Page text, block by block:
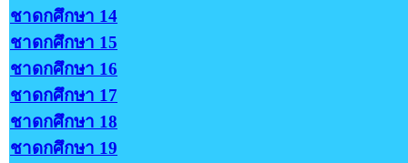
ชาดกศึกษา 14
ชาดกศึกษา 15
ชาดกศึกษา 16
ชาดกศึกษา 17
ชาดกศึกษา 18
ชาดกศึกษา 19